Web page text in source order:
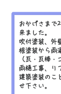
おかげさまで
来ました。
吹付塗装、外
根塗装から雨
（瓦・瓦棒・
雨樋工事、リ
建築塗装のこ
せ下さい。